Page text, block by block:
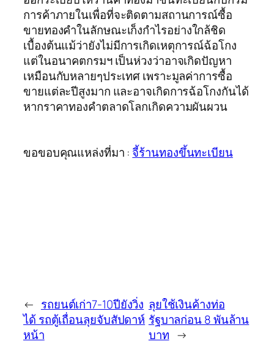
การค้าภายในเพื่อที่จะติดตามสถานการณ์ซื้อ
ขายทองคำในลักษณะเก็งกำไรอย่างใกล้ชิด
เบื้องต้นแม้ว่ายังไม่มีการเกิดเหตุการณ์ฉ้อโกง
แต่ในอนาคตกรมฯ เป็นห่วงว่าอาจเกิดปัญหา
เหมือนกับหลายๆประเทศ เพราะมูลค่าการซื้อ
ขายแต่ละปีสูงมาก และอาจเกิดการฉ้อโกงกันได้
หากราคาทองคำตลาดโลกเกิดความผันผวน
ขอขอบคุณแหล่งที่มา : จี้ร้านทองขึ้นทะเบียน
← รถยนต์เก่า7-10ปียังวิ่ง
ได้ รถตู้เถื่อนลุยจับสัปดาห์
หน้า
ลุยใช้เงินค้างท่อ
รัฐบาลก่อน 8 พันล้าน
บาท →